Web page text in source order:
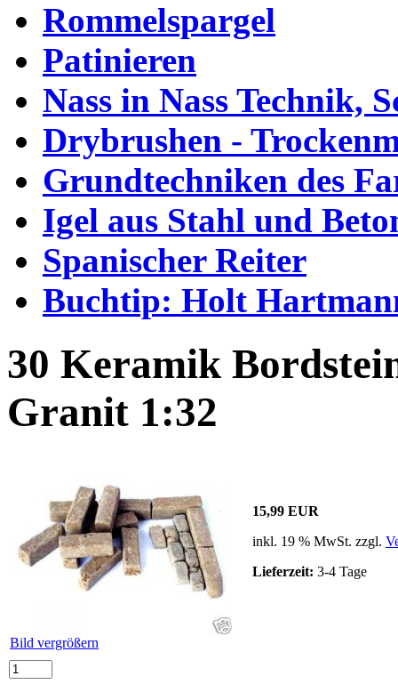
Rommelspargel
Patinieren
Nass in Nass Technik,
Drybrushen -
Grundtechniken des
Igel aus Stahl und
Spanischer Reiter
Buchtip: Holt
30 Keramik
Granit 1:32
Bild vergrößern
15,99 EUR
inkl. 19 % MwSt. zzgl.
Lieferzeit: 3-4 Tage